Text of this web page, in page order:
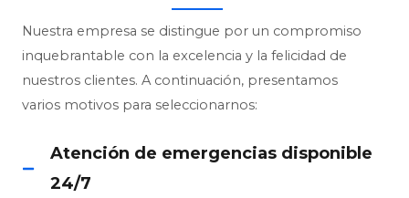
Nuestra empresa se distingue por un compromiso
inquebrantable con la excelencia y la felicidad de
nuestros clientes. A continuación, presentamos
varios motivos para seleccionarnos:
Atención de emergencias disponible
24/7